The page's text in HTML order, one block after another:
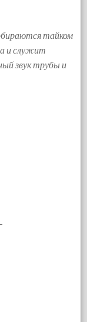
тайком
и служит
звук трубы и